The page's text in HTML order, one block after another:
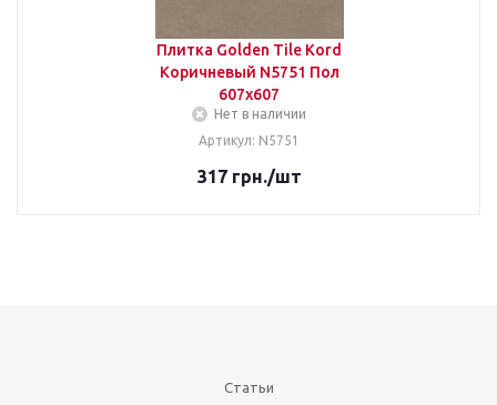
Плитка Golden Tile Kord
Коричневый N5751 Пол
607х607
Нет в наличии
Артикул: N5751
317грн./шт
Статьи